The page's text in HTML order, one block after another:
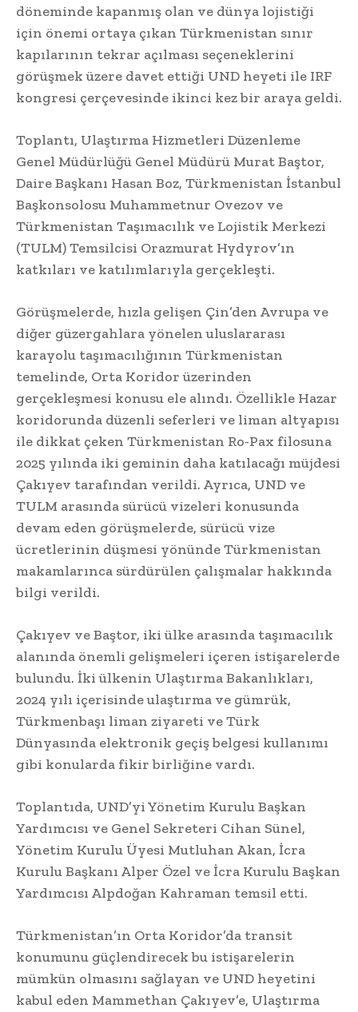
döneminde kapanmış olan ve dünya lojistiği
için önemi ortaya çıkan Türkmenistan sınır
kapılarının tekrar açılması seçeneklerini
görüşmek üzere davet ettiği UND heyeti ile IRF
kongresi çerçevesinde ikinci kez bir araya geldi.
Toplantı, Ulaştırma Hizmetleri Düzenleme
Genel Müdürlüğü Genel Müdürü Murat Baştor,
Daire Başkanı Hasan Boz, Türkmenistan İstanbul
Başkonsolosu Muhammetnur Ovezov ve
Türkmenistan Taşımacılık ve Lojistik Merkezi
(TULM) Temsilcisi Orazmurat Hydyrov’ın
katkıları ve katılımlarıyla gerçekleşti.
Görüşmelerde, hızla gelişen Çin’den Avrupa ve
diğer güzergahlara yönelen uluslararası
karayolu taşımacılığının Türkmenistan
temelinde, Orta Koridor üzerinden
gerçekleşmesi konusu ele alındı. Özellikle Hazar
koridorunda düzenli seferleri ve liman altyapısı
ile dikkat çeken Türkmenistan Ro-Pax filosuna
2025 yılında iki geminin daha katılacağı müjdesi
Çakıyev tarafından verildi. Ayrıca, UND ve
TULM arasında sürücü vizeleri konusunda
devam eden görüşmelerde, sürücü vize
ücretlerinin düşmesi yönünde Türkmenistan
makamlarınca sürdürülen çalışmalar hakkında
bilgi verildi.
Çakıyev ve Baştor, iki ülke arasında taşımacılık
alanında önemli gelişmeleri içeren istişarelerde
bulundu. İki ülkenin Ulaştırma Bakanlıkları,
2024 yılı içerisinde ulaştırma ve gümrük,
Türkmenbaşı liman ziyareti ve Türk
Dünyasında elektronik geçiş belgesi kullanımı
gibi konularda fikir birliğine vardı.
Toplantıda, UND’yi Yönetim Kurulu Başkan
Yardımcısı ve Genel Sekreteri Cihan Sünel,
Yönetim Kurulu Üyesi Mutluhan Akan, İcra
Kurulu Başkanı Alper Özel ve İcra Kurulu Başkan
Yardımcısı Alpdoğan Kahraman temsil etti.
Türkmenistan’ın Orta Koridor’da transit
konumunu güçlendirecek bu istişarelerin
mümkün olmasını sağlayan ve UND heyetini
kabul eden Mammethan Çakıyev’e, Ulaştırma